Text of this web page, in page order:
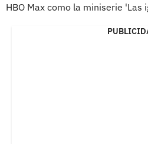
HBO Max como la miniserie 'Las